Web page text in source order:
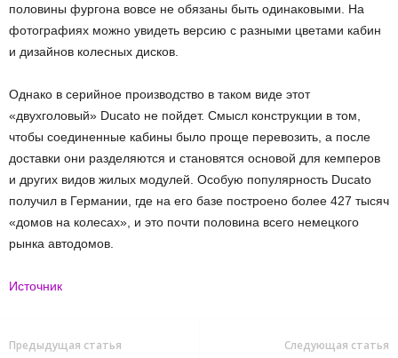
половины фургона вовсе не обязаны быть одинаковыми. На
фотографиях можно увидеть версию с разными цветами кабин
и дизайнов колесных дисков.
Однако в серийное производство в таком виде этот
«двухголовый» Ducato не пойдет. Смысл конструкции в том,
чтобы соединенные кабины было проще перевозить, а после
доставки они разделяются и становятся основой для кемперов
и других видов жилых модулей. Особую популярность Ducato
получил в Германии, где на его базе построено более 427 тысяч
«домов на колесах», и это почти половина всего немецкого
рынка автодомов.
Источник
Предыдущая статья Следующая статья